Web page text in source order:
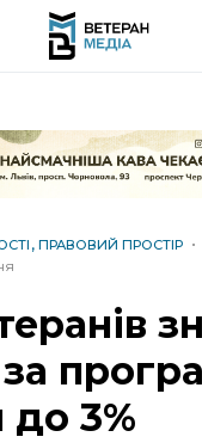
ПРАВОВИЙ ПРОСТІР
за
до 3%